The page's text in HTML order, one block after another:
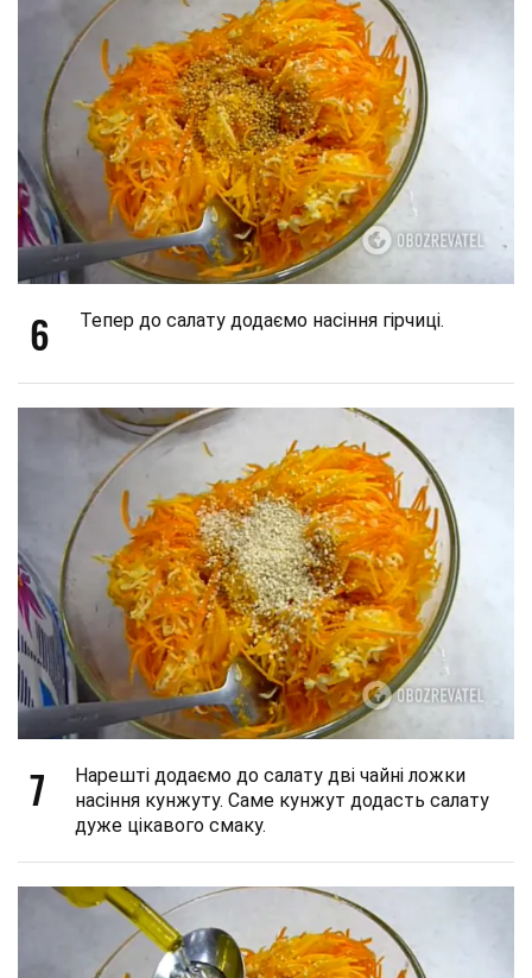
6 Тепер до салату додаємо насіння гірчиці.
7
Нарешті додаємо до салату дві чайні ложки
насіння кунжуту. Саме кунжут додасть салату
дуже цікавого смаку.